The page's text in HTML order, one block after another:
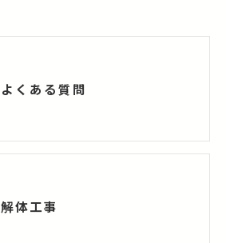
よくある質問
解体工事